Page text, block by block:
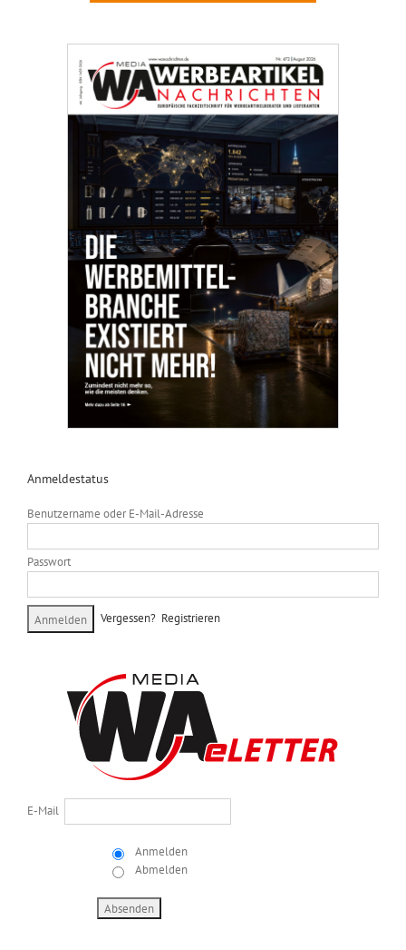
Anmeldestatus
Benutzername oder E-Mail-Adresse
Passwort
Vergessen? Registrieren
E-Mail
Anmelden
Abmelden